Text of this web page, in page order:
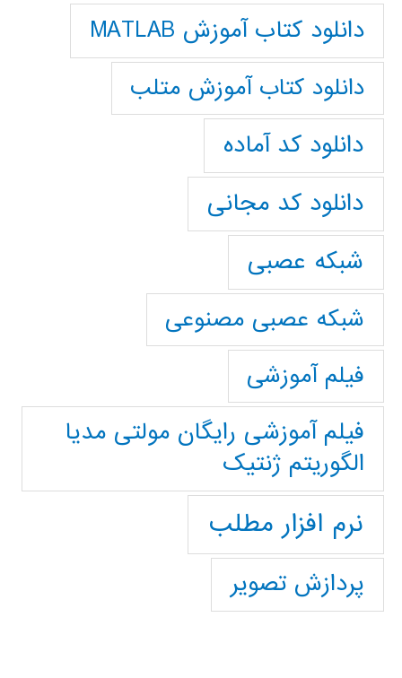
دانلود کتاب آموزش MATLAB
دانلود کتاب آموزش متلب
دانلود کد آماده
دانلود کد مجانی
شبکه عصبی
شبکه عصبی مصنوعی
فیلم آموزشی
فیلم آموزشی رایگان مولتی مدیا
الگوریتم ژنتیک
نرم افزار مطلب
پردازش تصویر